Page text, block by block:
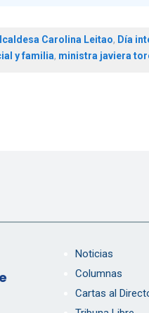
Carolina Leitao, Día
y familia, ministra javiera
Noticias
Columnas
Cartas al